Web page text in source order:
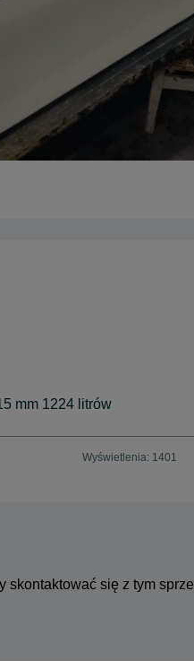
mm 1224 litrów
Wyświetlenia: 1401
skontaktować się z tym